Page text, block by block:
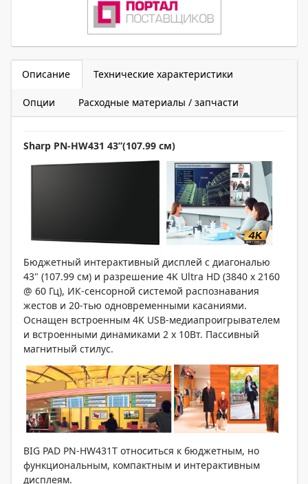
Описание Технические характеристики
Опции Расходные материалы / запчасти
Sharp PN-HW431 43”(107.99 см)
Бюджетный интерактивный дисплей с диагональю
43" (107.99 см) и разрешение 4K Ultra HD (3840 x 2160
@ 60 Гц), ИК-сенсорной системой распознавания
жестов и 20-тью одновременными касаниями.
Оснащен встроенным 4K USB-медиапроигрывателем
и встроенными динамиками 2 х 10Вт. Пассивный
магнитный стилус.
BIG PAD PN-HW431T относиться к бюджетным, но
функциональным, компактным и интерактивным
дисплеям.